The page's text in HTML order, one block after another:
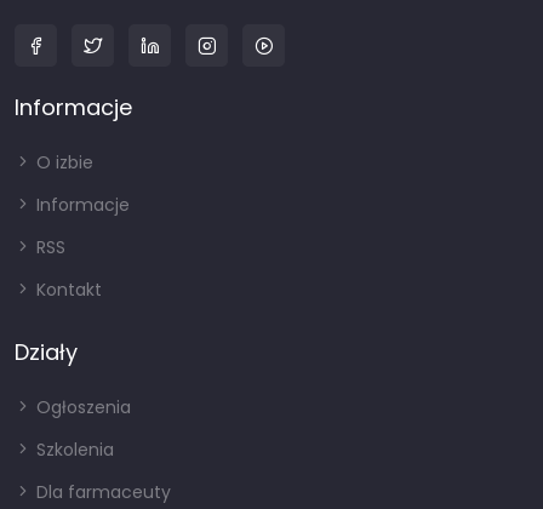
Informacje
O izbie
Informacje
RSS
Kontakt
Działy
Ogłoszenia
Szkolenia
Dla farmaceuty